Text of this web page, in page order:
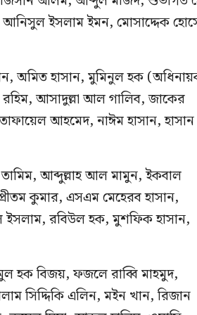
ইসলাম ইমন, মোসাদ্দেক
অমিত হাসান, মুমিনুল হক
আসাদুল্লা আল গালিব, জাকের
আহমেদ, নাঈম হাসান, হাসান
আব্দুল্লাহ আল মামুন, ইকবাল
কুমার, এসএম মেহেরব হাসান,
রবিউল হক, মুশফিক হাসান,
হক বিজয়, ফজলে রাব্বি মাহমুদ,
সিদ্দিকি এলিন, মইন খান, রিজান